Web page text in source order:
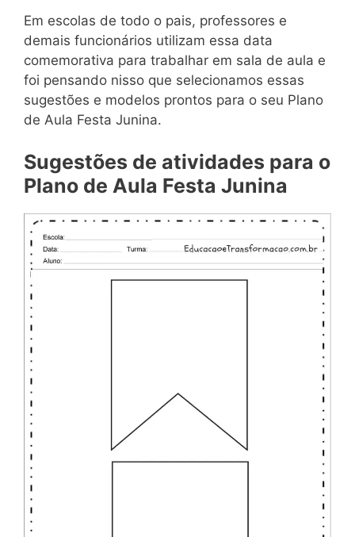
Em escolas de todo o pais, professores e
demais funcionários utilizam essa data
comemorativa para trabalhar em sala de aula e
foi pensando nisso que selecionamos essas
sugestões e modelos prontos para o seu Plano
de Aula Festa Junina.
Sugestões de atividades para o
Plano de Aula Festa Junina